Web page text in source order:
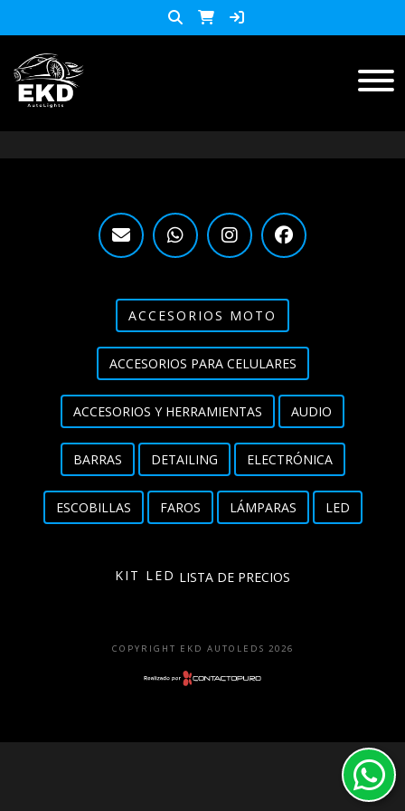
ACCESORIOS MOTO
Accesorios y herramientas
Audio
Barras
Detailing
Electrónica
Escobillas
Lista de PreciosACCESORIOS MOTO
ACCESORIOS PARA CELULARES
ACCESORIOS Y HERRAMIENTAS AUDIO
BARRAS DETAILING ELECTRÓNICA
ESCOBILLAS FAROS LÁMPARAS LED
KIT LED LISTA DE PRECIOS
COPYRIGHT EKD AUTOLEDS 2026